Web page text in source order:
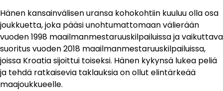
Hänen kansainvälisen uransa kohokohtiin kuuluu olla osa
joukkuetta, joka pääsi unohtumattomaan välierään
vuoden 1998 maailmanmestaruuskilpailuissa ja vaikuttava
suoritus vuoden 2018 maailmanmestaruuskilpailuissa,
joissa Kroatia sijoittui toiseksi. Hänen kykynsä lukea peliä
ja tehdä ratkaisevia taklauksia on ollut elintärkeää
maajoukkueelle.